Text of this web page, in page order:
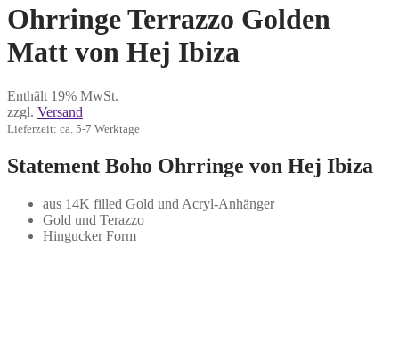
Ohrringe Terrazzo Golden
Matt von Hej Ibiza
Enthält 19% MwSt.
zzgl. Versand
Lieferzeit: ca. 5-7 Werktage
Statement Boho Ohrringe von Hej Ibiza
aus 14K filled Gold und Acryl-Anhänger
Gold und Terazzo
Hingucker Form